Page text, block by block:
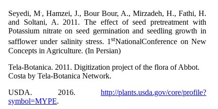
Seyedi, M., Hamzei, J., Bour Bour, A., Mirzadeh, H., Fathi, H.
and Soltani, A. 2011. The effect of seed pretreatment with
Potassium nitrate on seed germination and seedling growth in
safflower under salinity stress. 1stNationalConference on New
Concepts in Agriculture. (In Persian)
Tela-Botanica. 2011. Digitization project of the flora of Abbot.
Costa by Tela-Botanica Network.
USDA. 2016. http://plants.usda.gov/core/profile?
symbol=MYPE.